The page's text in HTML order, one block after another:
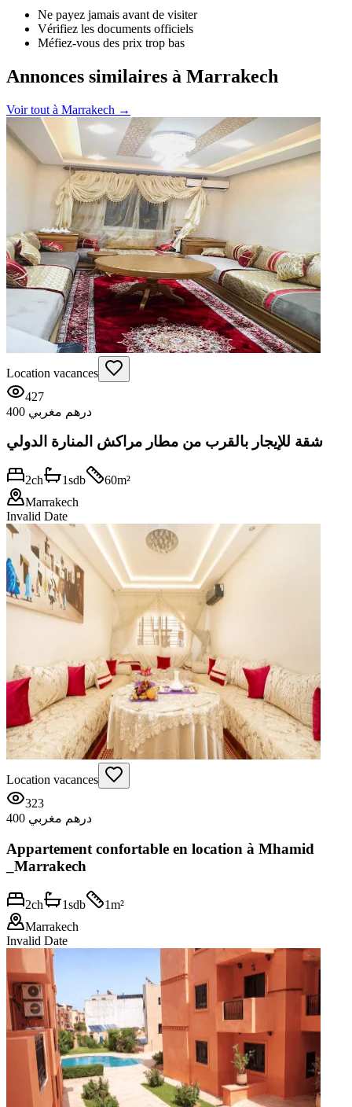
Ne payez jamais avant de visiter
Vérifiez les documents officiels
Méfiez-vous des prix trop bas
Annonces similaires à Marrakech
Voir tout à Marrakech →
Location vacances
427
400 درهم مغربي
شقة للإيجار بالقرب من مطار مراكش المنارة الدولي
2ch 1sdb 60m²
Marrakech
Invalid Date
Location vacances
323
400 درهم مغربي
Appartement confortable en location à Mhamid
_Marrakech
2ch 1sdb 1m²
Marrakech
Invalid Date